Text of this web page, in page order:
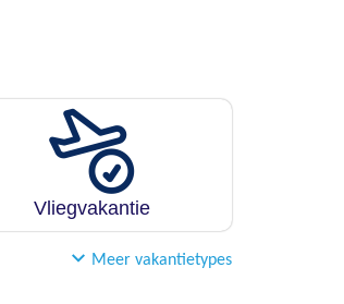
Vliegvakantie
Meer vakantietypes